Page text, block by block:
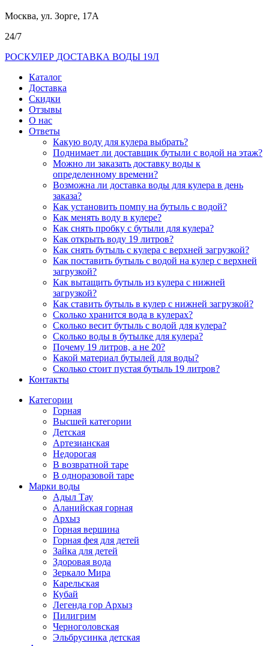
Москва, ул. Зорге, 17А
24/7
РОСКУЛЕР ДОСТАВКА ВОДЫ 19Л
Каталог
Доставка
Скидки
Отзывы
О нас
Ответы
Какую воду для кулера выбрать?
Поднимает ли доставщик бутыли с водой на этаж?
Можно ли заказать доставку воды к
определенному времени?
Возможна ли доставка воды для кулера в день
заказа?
Как установить помпу на бутыль с водой?
Как менять воду в кулере?
Как снять пробку с бутыли для кулера?
Как открыть воду 19 литров?
Как снять бутыль с кулера с верхней загрузкой?
Как поставить бутыль с водой на кулер с верхней
загрузкой?
Как вытащить бутыль из кулера с нижней
загрузкой?
Как ставить бутыль в кулер с нижней загрузкой?
Сколько хранится вода в кулерах?
Сколько весит бутыль с водой для кулера?
Сколько воды в бутылке для кулера?
Почему 19 литров, а не 20?
Какой материал бутылей для воды?
Сколько стоит пустая бутыль 19 литров?
Контакты
Категории
Горная
Высшей категории
Детская
Артезианская
Недорогая
В возвратной таре
В одноразовой таре
Марки воды
Адыл Тау
Аланийская горная
Архыз
Горная вершина
Горная фея для детей
Зайка для детей
Здоровая вода
Зеркало Мира
Карельская
Кубай
Легенда гор Архыз
Пилигрим
Черноголовская
Эльбрусинка детская